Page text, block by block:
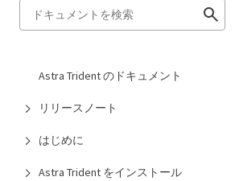
Astra Trident のドキュメント
リリースノート
はじめに
Astra Trident をインストール